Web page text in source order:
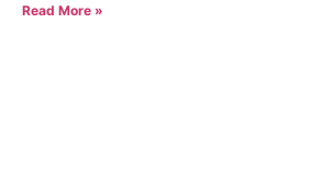
Read More »